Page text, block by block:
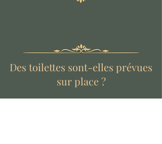
Des toilettes sont-elles prévues
sur place ?